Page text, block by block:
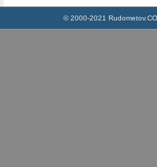
© 2000-2021